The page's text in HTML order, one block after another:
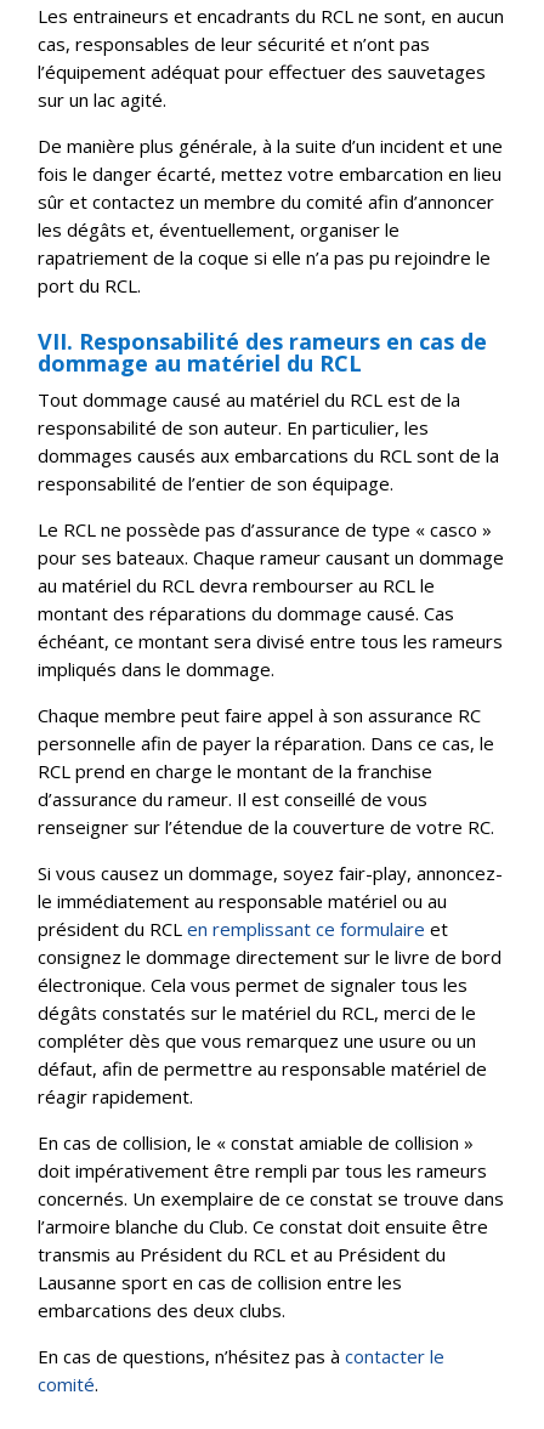
Les entraineurs et encadrants du RCL ne sont, en aucun
cas, responsables de leur sécurité et n’ont pas
l’équipement adéquat pour effectuer des sauvetages
sur un lac agité.
De manière plus générale, à la suite d’un incident et une
fois le danger écarté, mettez votre embarcation en lieu
sûr et contactez un membre du comité afin d’annoncer
les dégâts et, éventuellement, organiser le
rapatriement de la coque si elle n’a pas pu rejoindre le
port du RCL.
VII. Responsabilité des rameurs en cas de
dommage au matériel du RCL
Tout dommage causé au matériel du RCL est de la
responsabilité de son auteur. En particulier, les
dommages causés aux embarcations du RCL sont de la
responsabilité de l’entier de son équipage.
Le RCL ne possède pas d’assurance de type « casco »
pour ses bateaux. Chaque rameur causant un dommage
au matériel du RCL devra rembourser au RCL le
montant des réparations du dommage causé. Cas
échéant, ce montant sera divisé entre tous les rameurs
impliqués dans le dommage.
Chaque membre peut faire appel à son assurance RC
personnelle afin de payer la réparation. Dans ce cas, le
RCL prend en charge le montant de la franchise
d’assurance du rameur. Il est conseillé de vous
renseigner sur l’étendue de la couverture de votre RC.
Si vous causez un dommage, soyez fair-play, annoncez-
le immédiatement au responsable matériel ou au
président du RCL en remplissant ce formulaire et
consignez le dommage directement sur le livre de bord
électronique. Cela vous permet de signaler tous les
dégâts constatés sur le matériel du RCL, merci de le
compléter dès que vous remarquez une usure ou un
défaut, afin de permettre au responsable matériel de
réagir rapidement.
En cas de collision, le « constat amiable de collision »
doit impérativement être rempli par tous les rameurs
concernés. Un exemplaire de ce constat se trouve dans
l’armoire blanche du Club. Ce constat doit ensuite être
transmis au Président du RCL et au Président du
Lausanne sport en cas de collision entre les
embarcations des deux clubs.
En cas de questions, n’hésitez pas à contacter le
comité.